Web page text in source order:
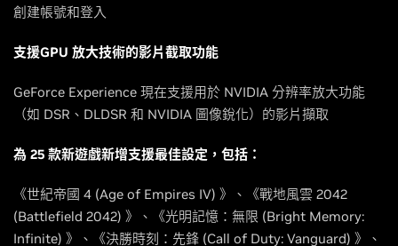
創建帳號和登入
支援GPU 放大技術的影片截取功能
GeForce Experience 現在支援用於 NVIDIA 分辨率放大功能
（如 DSR、DLDSR 和 NVIDIA 圖像銳化）的影片擷取
為 25 款新遊戲新增支援最佳設定，包括：
《世紀帝國 4 (Age of Empires IV) 》、《戰地風雲 2042
(Battlefield 2042) 》、《光明記憶：無限 (Bright Memory:
Infinite) 》、《決勝時刻：先鋒 (Call of Duty: Vanguard) 》、